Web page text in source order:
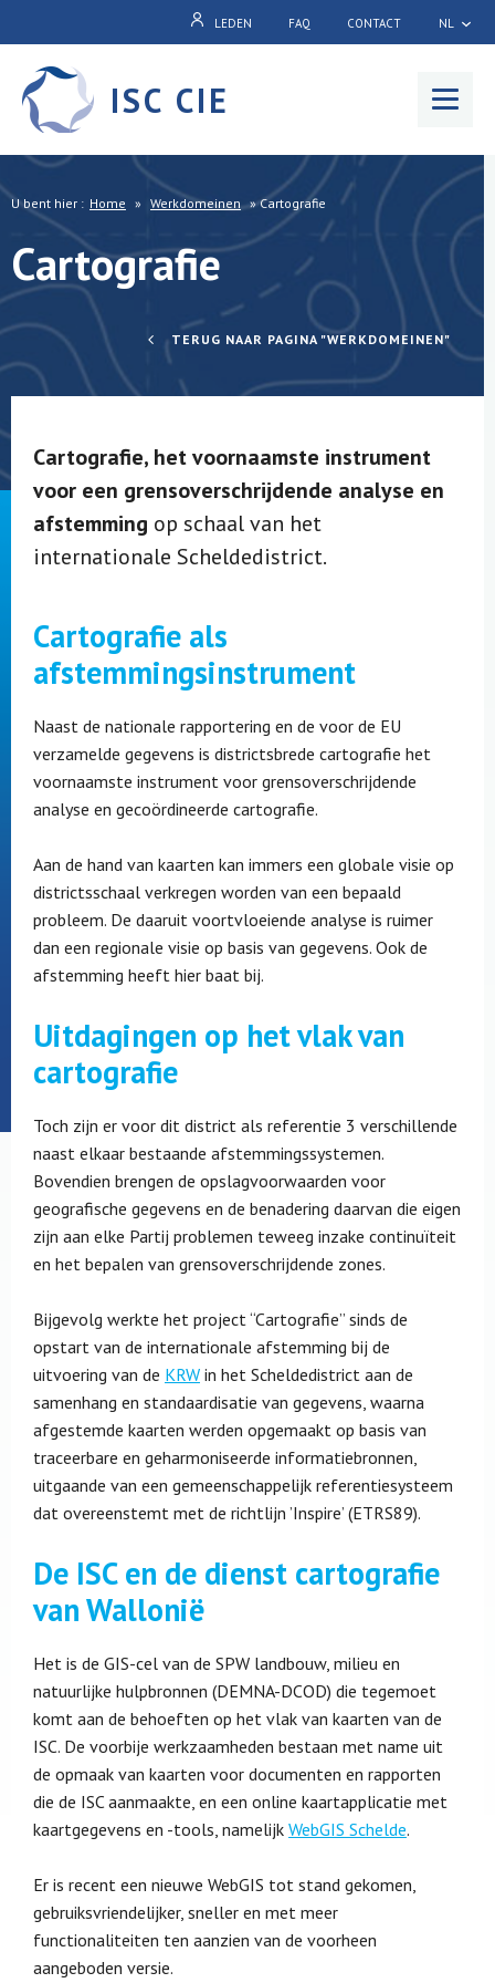
LEDEN FAQ CONTACT NL
ISC CIE
U bent hier : Home » Werkdomeinen »Cartografie
Cartografie
TERUG NAAR PAGINA "WERKDOMEINEN"
Cartografie, het voornaamste instrument
voor een grensoverschrijdende analyse en
afstemming op schaal van het
internationale Scheldedistrict.
Cartografie als
afstemmingsinstrument
Naast de nationale rapportering en de voor de EU
verzamelde gegevens is districtsbrede cartografie het
voornaamste instrument voor grensoverschrijdende
analyse en gecoördineerde cartografie.
Aan de hand van kaarten kan immers een globale visie op
districtsschaal verkregen worden van een bepaald
probleem. De daaruit voortvloeiende analyse is ruimer
dan een regionale visie op basis van gegevens. Ook de
afstemming heeft hier baat bij.
Uitdagingen op het vlak van
cartografie
Toch zijn er voor dit district als referentie 3 verschillende
naast elkaar bestaande afstemmingssystemen.
Bovendien brengen de opslagvoorwaarden voor
geografische gegevens en de benadering daarvan die eigen
zijn aan elke Partij problemen teweeg inzake continuïteit
en het bepalen van grensoverschrijdende zones.
Bijgevolg werkte het project “Cartografie” sinds de
opstart van de internationale afstemming bij de
uitvoering van de KRW in het Scheldedistrict aan de
samenhang en standaardisatie van gegevens, waarna
afgestemde kaarten werden opgemaakt op basis van
traceerbare en geharmoniseerde informatiebronnen,
uitgaande van een gemeenschappelijk referentiesysteem
dat overeenstemt met de richtlijn ’Inspire’ (ETRS89).
De ISC en de dienst cartografie
van Wallonië
Het is de GIS-cel van de SPW landbouw, milieu en
natuurlijke hulpbronnen (DEMNA-DCOD) die tegemoet
komt aan de behoeften op het vlak van kaarten van de
ISC. De voorbije werkzaamheden bestaan met name uit
de opmaak van kaarten voor documenten en rapporten
die de ISC aanmaakte, en een online kaartapplicatie met
kaartgegevens en -tools, namelijk WebGIS Schelde.
Er is recent een nieuwe WebGIS tot stand gekomen,
gebruiksvriendelijker, sneller en met meer
functionaliteiten ten aanzien van de voorheen
aangeboden versie.